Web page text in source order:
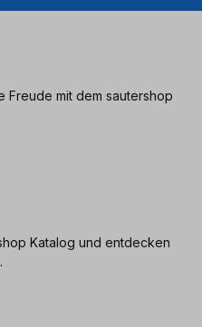
Freude mit dem sautershop
Katalog und entdecken